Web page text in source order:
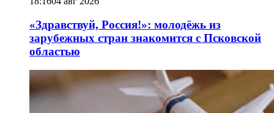
«Здравствуй, Россия!»: молодёжь из
зарубежных стран знакомится с Псковской
областью